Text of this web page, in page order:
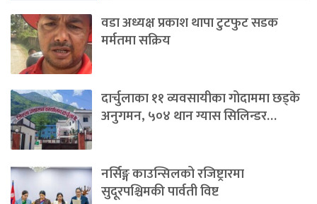
वडा अध्यक्ष प्रकाश थापा टुटफुट सडक
मर्मतमा सक्रिय
दार्चुलाका ११ व्यवसायीका गोदाममा छड्के
अनुगमन, ५०४ थान ग्यास सिलिन्डर…
नर्सिङ्ग काउन्सिलको रजिष्ट्रारमा
सुदूरपश्चिमकी पार्वती विष्ट